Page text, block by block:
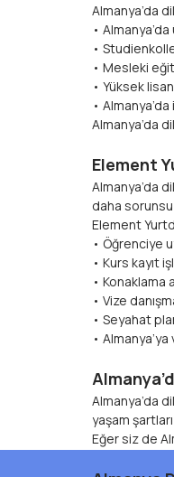
Almanya’da
•
•
• Mesleki
• Yüksek
•
Almanya’da
Element
Almanya’da
daha
Element
• Öğrenciye
• Kurs kayıt
• Konaklama
• Vize
• Seyahat
•
Almanya’da
yaşam
Eğer siz de